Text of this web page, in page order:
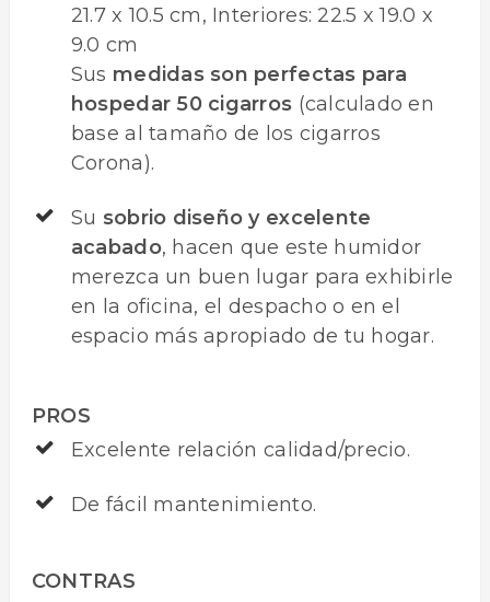
21.7 x 10.5 cm, Interiores: 22.5 x 19.0 x
9.0 cm
Sus medidas son perfectas para
hospedar 50 cigarros (calculado en
base al tamaño de los cigarros
Corona).
Su sobrio diseño y excelente
acabado, hacen que este humidor
merezca un buen lugar para exhibirle
en la oficina, el despacho o en el
espacio más apropiado de tu hogar.
PROS
Excelente relación calidad/precio.
De fácil mantenimiento.
CONTRAS